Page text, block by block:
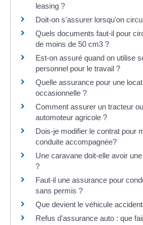
leasing ?
Doit-on s'assurer lorsqu'on
Quels documents faut-il pour
de moins de 50 cm3 ?
Est-on assuré quand on utilise
personnel pour le travail ?
Quelle assurance pour une
occasionnelle ?
Comment assurer un tracteur
automoteur agricole ?
Dois-je modifier le contrat pour
conduite accompagnée?
Une caravane doit-elle avoir
?
Faut-il une assurance pour
sans permis ?
Que devient le véhicule
Refus d'assurance auto : que